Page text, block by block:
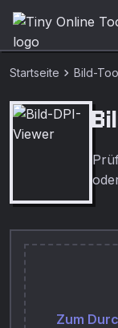
Startseite chevron_right Bild-
Zum